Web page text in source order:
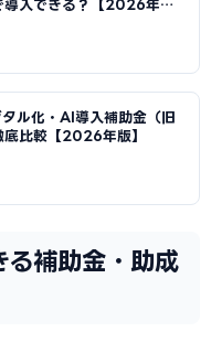
導入できる？【2026年
ル化・AI導入補助金（旧
底比較【2026年版】
る補助金・助成